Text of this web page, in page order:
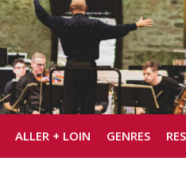
ALLER + LOIN GENRES